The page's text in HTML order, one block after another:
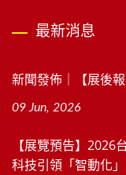
最新消息
新聞發佈｜【展後
09 Jun, 2026
【展覽預告】2026
科技引領「智動化